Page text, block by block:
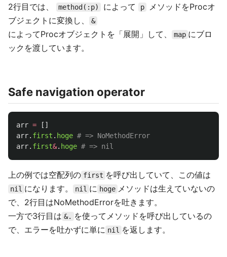
2行目では、 method(:p) によって p
メソッドをProcオ
ブジェクトに変換し、
&
によってProcオブジェクトを「展開」して、 map にブロ
ックを渡しています。
Safe navigation operator
arr =
[]
arr. first . hoge # => NoMethodError
arr. first&. hoge # => nil
上の例では空配列の first を呼び出していて、この値は
nil になります。 nil に hoge メソッドは生えていないの
で、2行目はNoMethodErrorを吐きます。
一方で3行目は &. を使ってメソッドを呼び出しているの
で、エラーを吐かずに単に nil を返します。